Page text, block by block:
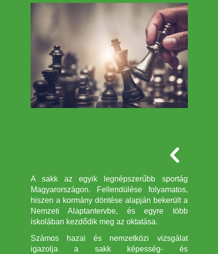
A sakk az egyik legnépszerűbb sportág
Magyarországon. Fellendülése folyamatos,
hiszen a kormány döntése alapján bekerült a
Nemzeti Alaptantervbe, és egyre több
iskolában kezdődik meg az oktatása.
Számos hazai és nemzetközi vizsgálat
igazolja a sakk képesség- és